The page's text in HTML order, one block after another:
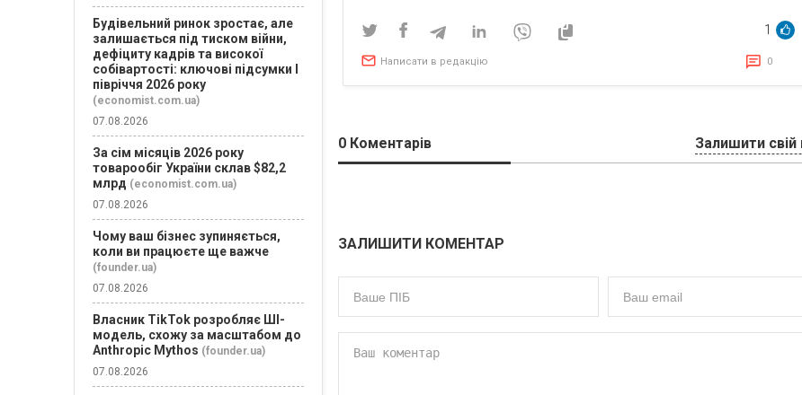
1
Написати в редакцію 0
0 Коментарів Залишити
ЗАЛИШИТИ КОМЕНТАР
Будівельний ринок зростає, але
залишається під тиском війни,
дефіциту кадрів та високої
собівартості: ключові підсумки І
півріччя 2026 року
(economist.com.ua)
07.08.2026
За сім місяців 2026 року
товарообіг України склав $82,2
млрд (economist.com.ua)
07.08.2026
Чому ваш бізнес зупиняється,
коли ви працюєте ще важче
(founder.ua)
07.08.2026
Власник TikTok розробляє ШІ-
модель, схожу за масштабом до
Anthropic Mythos (founder.ua)
07.08.2026